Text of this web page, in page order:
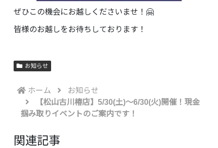
ぜひこの機会にお越しくださいませ！🤗
皆様のお越しをお待ちしております！
お知らせ
ホーム
お知らせ
【松山古川椿店】5/30(土)～6/30(火)開催！現金
掴み取りイベントのご案内です！
関連記事